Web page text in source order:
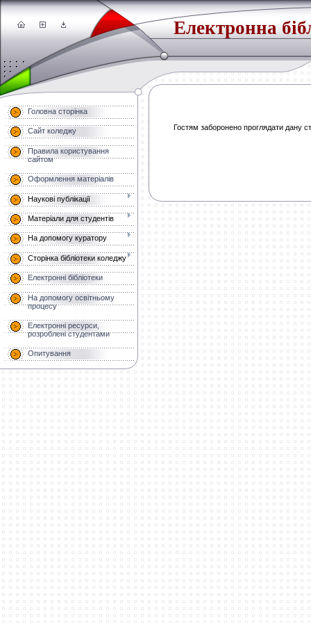
Електронна
Головна сторінка
Сайт коледжу
Правила користування
сайтом
Оформлення матеріалів
Наукові публікації
Матеріали для студентів
На допомогу куратору
Сторінка бібліотеки коледжу
Електронні бібліотеки
На допомогу освітньому
процесу
Електронні ресурси,
розроблені студентами
Опитування
Гостям заборонено проглядати дану